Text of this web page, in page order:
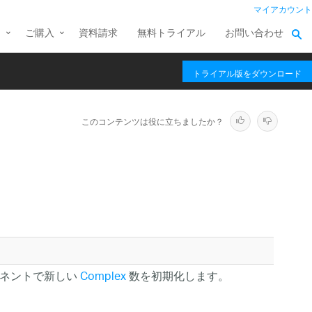
マイアカウント
ご購入 資料請求 無料トライアル お問い合わせ
トライアル版をダウンロード
このコンテンツは役に立ちましたか？
ントで新しいComplex数を初期化します。